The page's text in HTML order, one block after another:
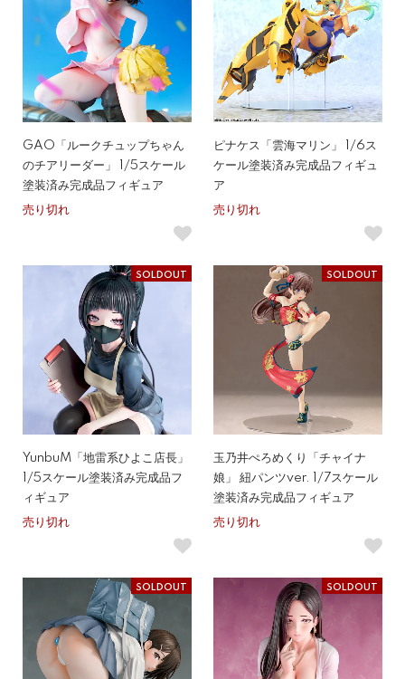
GAO「ルークチュップちゃん
のチアリーダー」 1/5スケール
塗装済み完成品フィギュア
売り切れ
ピナケス「雲海マリン」 1/6ス
ケール塗装済み完成品フィギュ
ア
売り切れ
SOLDOUT
YunbuM「地雷系ひよこ店長」
1/5スケール塗装済み完成品フ
ィギュア
売り切れ
SOLDOUT
玉乃井ぺろめくり「チャイナ
娘」 紐パンツver. 1/7スケール
塗装済み完成品フィギュア
売り切れ
SOLDOUT SOLDOUT